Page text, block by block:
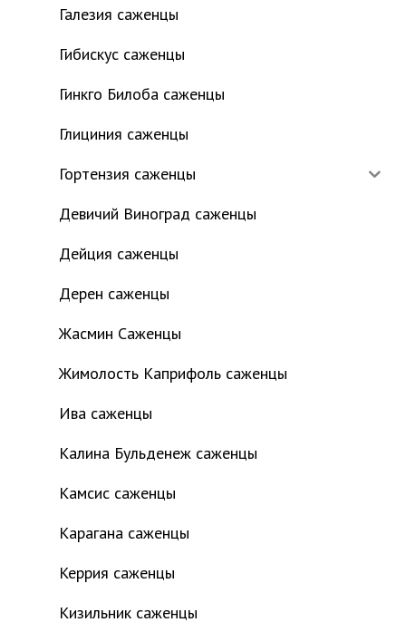
Галезия саженцы
Гибискус саженцы
Гинкго Билоба саженцы
Глициния саженцы
Гортензия саженцы
Девичий Виноград саженцы
Дейция саженцы
Дерен саженцы
Жасмин Саженцы
Жимолость Каприфоль саженцы
Ива саженцы
Калина Бульденеж саженцы
Камсис саженцы
Карагана саженцы
Керрия саженцы
Кизильник саженцы